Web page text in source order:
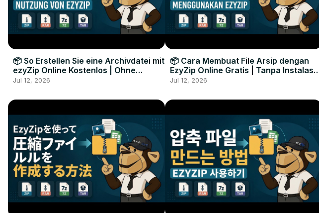
📦 So Erstellen Sie eine Archivdatei mit
ezyZip Online Kostenlos | Ohne
Softwareinstallation
Jul 12, 2026
📦 Cara Membuat File Arsip dengan
EzyZip Online Gratis | Tanpa Instalasi
Perangkat Lunak
Jul 12, 2026